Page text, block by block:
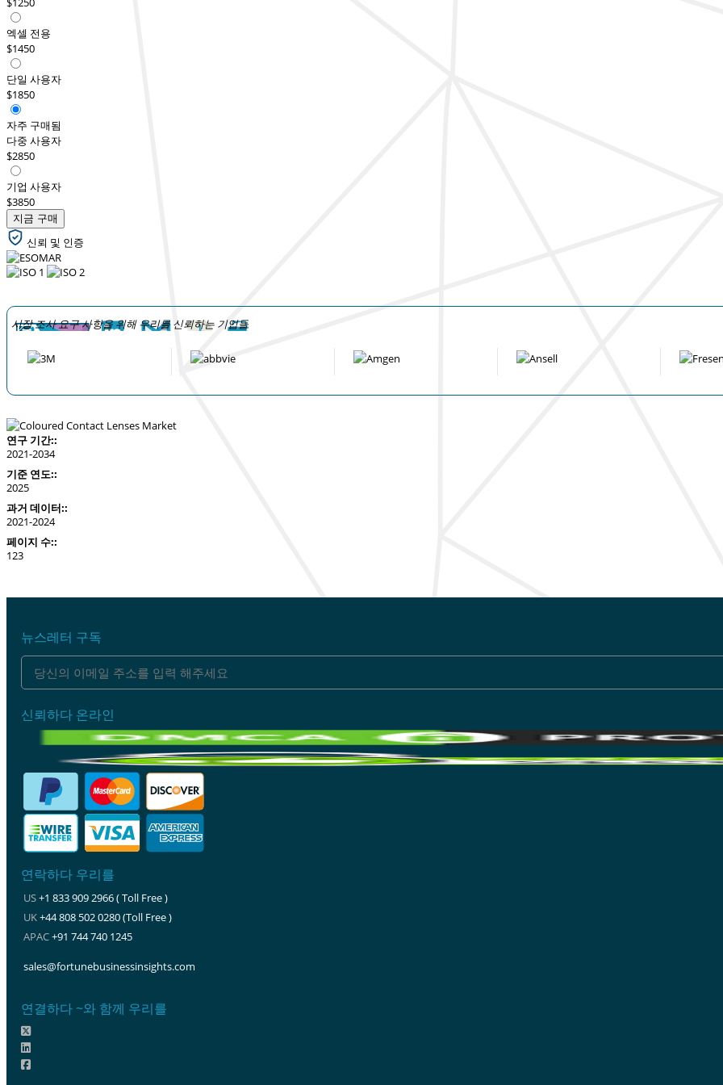
엑셀 전용
$1450
단일 사용자
$1850
자주 구매됨
다중 사용자
$2850
기업 사용자
$3850
지금 구매
신뢰 및 인증
시장 조사 요구 사항을 위해 우리를 신뢰하는 기업들
연구 기간::
2021-2034
기준 연도::
2025
과거 데이터::
2021-2024
페이지 수::
123
뉴스레터 구독
신뢰하다 온라인
연락하다 우리를
US+1 833 909 2966 ( Toll Free )
UK+44 808 502 0280 (Toll Free )
APAC+91 744 740 1245
sales@fortunebusinessinsights.com
연결하다 ~와 함께 우리를